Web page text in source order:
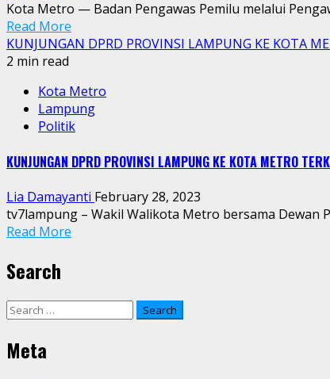
Kota Metro — Badan Pengawas Pemilu melalui
Read More
KUNJUNGAN DPRD PROVINSI LAMPUNG KE KOTA
2 min read
Kota Metro
Lampung
Politik
KUNJUNGAN DPRD PROVINSI LAMPUNG KE KOTA METRO
Lia Damayanti February 28, 2023
tv7lampung – Wakil Walikota Metro bersama Dewan
Read More
Search
Search
Meta